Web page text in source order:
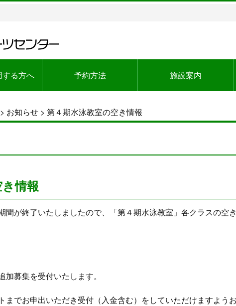
る方へ 予約方法 施設案内
> お知らせ > 第４期水泳教室の空き情報
情報
間が終了いたしましたので、「第４期水泳教室」各クラスの空
募集を受付いたします。
でお申出いただき受付（入金含む）をしていただけますようお